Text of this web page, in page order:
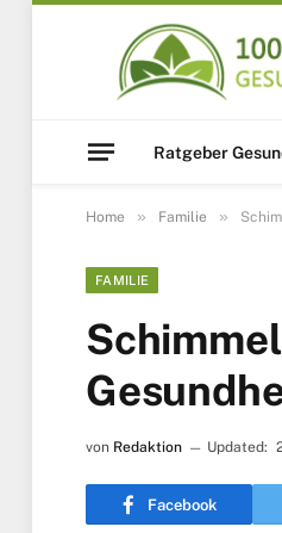
Ratgeber
Home » Familie »
FAMILIE
von Redaktion Updated:
Facebook